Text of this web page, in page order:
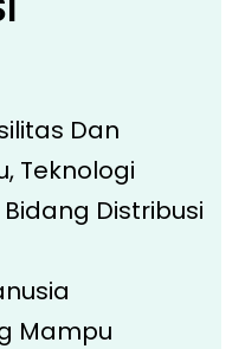
Dan
Teknologi
Distribusi
Mampu